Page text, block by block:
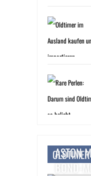
OLDTIMER
ASTON
BOND-